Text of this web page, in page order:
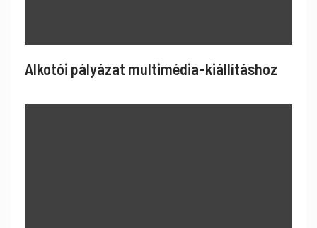
Alkotói pályázat multimédia-kiállításhoz